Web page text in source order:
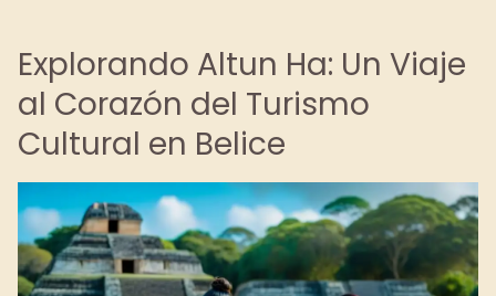
Explorando Altun Ha: Un Viaje
al Corazón del Turismo
Cultural en Belice